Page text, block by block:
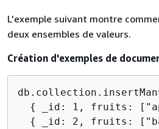
L'exemple suivant montre
deux ensembles de valeurs.
Création d'exemples de
{
_id: 1, fruits:
{
_id: 2, fruits: